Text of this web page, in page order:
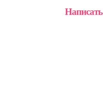
Написать